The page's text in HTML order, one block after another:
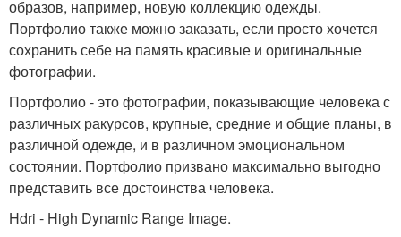
образов, например, новую коллекцию одежды.
Портфолио также можно заказать, если просто хочется
сохранить себе на память красивые и оригинальные
фотографии.
Портфолио - это фотографии, показывающие человека с
различных ракурсов, крупные, средние и общие планы, в
различной одежде, и в различном эмоциональном
состоянии. Портфолио призвано максимально выгодно
представить все достоинства человека.
Hdri - High Dynamic Range Image.